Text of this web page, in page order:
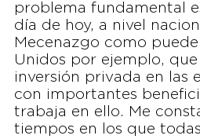
problema fundamental
día de hoy, a nivel
Mecenazgo como
Unidos por ejemplo,
inversión privada en las
con importantes
trabaja en ello. Me
tiempos en los que